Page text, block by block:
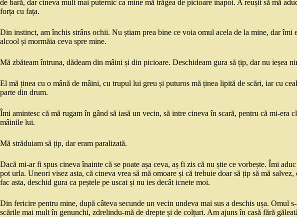
de bară, dar cineva mult mai puternic ca mine mă trăgea de picioare înapoi. A reușit să mă
forța cu fața.
Din instinct, am închis strâns ochii. Nu știam prea bine ce voia omul acela de la mine, dar îmi
alcool și mormăia ceva spre mine.
Mă zbăteam întruna, dădeam din mâini și din picioare. Deschideam gura să țip, dar nu ieșea
El mă ținea cu o mână de mâini, cu trupul lui greu și puturos mă ținea lipită de scări, iar cu
parte din drum.
Îmi amintesc că mă rugam în gând să iasă un vecin, să intre cineva în scară, pentru că mi-era
mâinile lui.
Mă străduiam să țip, dar eram paralizată.
Dacă mi-ar fi spus cineva înainte că se poate așa ceva, aș fi zis că nu știe ce vorbește. Îmi
pot urla. Uneori visez asta, că cineva vrea să mă omoare și că trebuie doar să țip să mă
fac asta, deschid gura ca peștele pe uscat și nu ies decât icnete moi.
Din fericire pentru mine, după câteva secunde un vecin undeva mai sus a deschis ușa. Omul
scările mai mult în genunchi, zdrelindu-mă de drepte și de colțuri. Am ajuns în casă fără